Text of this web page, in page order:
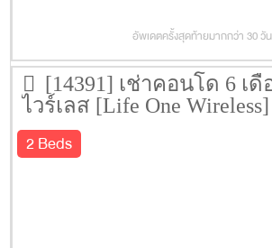
อัพเดตครั้งสุดท้ายมากกว่า 30 วัน
[14391] เช่าคอนโด 6 เ
ไวร์เลส [Life One
26
2 Beds